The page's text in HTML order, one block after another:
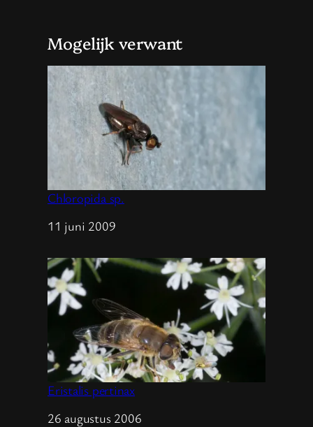
Mogelijk verwant
Chloropida sp.
Datum
11 juni 2009
Eristalis pertinax
Datum
26 augustus 2006